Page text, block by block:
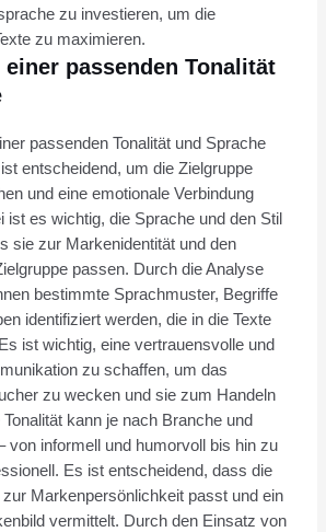
zu investieren, um die
zu maximieren.
passenden Tonalität
passenden Tonalität und Sprache
entscheidend, um die Zielgruppe
und eine emotionale Verbindung
ist es wichtig, die Sprache und den Stil
sie zur Markenidentität und den
passen. Durch die Analyse
bestimmte Sprachmuster, Begriffe
identifiziert werden, die in die Texte
ist wichtig, eine vertrauensvolle und
zu schaffen, um das
zu wecken und sie zum Handeln
kann je nach Branche und
von informell und humorvoll bis hin zu
Es ist entscheidend, dass die
Markenpersönlichkeit passt und ein
vermittelt. Durch den Einsatz von